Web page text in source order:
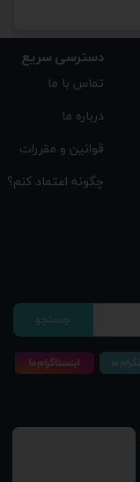
دسترسی سریع
تماس با ما
درباره ما
قوانین و مقررات
چگونه اعتماد کنم؟
جستجو